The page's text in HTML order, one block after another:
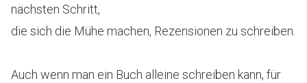
nächsten Schritt,
die sich die Mühe machen, Rezensionen zu schreiben.
Auch wenn man ein Buch alleine schreiben kann, für